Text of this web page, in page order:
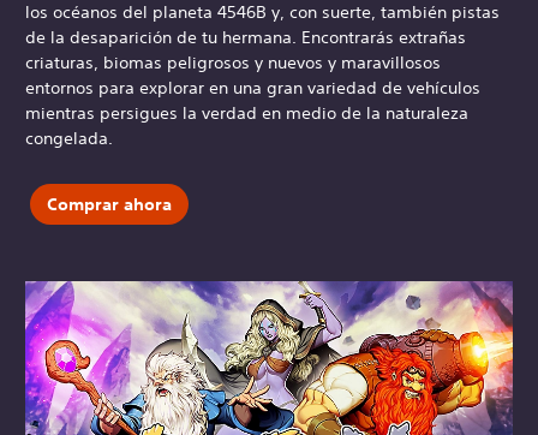
los océanos del planeta 4546B y, con suerte, también pistas
de la desaparición de tu hermana. Encontrarás extrañas
criaturas, biomas peligrosos y nuevos y maravillosos
entornos para explorar en una gran variedad de vehículos
mientras persigues la verdad en medio de la naturaleza
congelada.
Comprar ahora